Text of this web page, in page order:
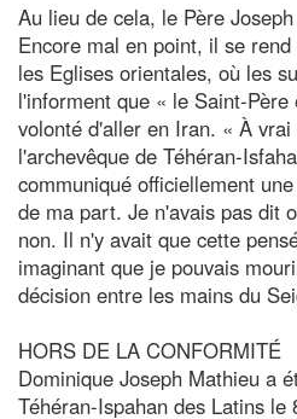
Au lieu de cela, le Père
Encore mal en point, il se
les Eglises orientales, où les
l'informent que « le Saint-
volonté d'aller en Iran. « À
l'archevêque de Téhéran-
communiqué officiellement
de ma part. Je n'avais pas dit
non. Il n'y avait que cette
imaginant que je pouvais
décision entre les mains du
HORS DE LA CONFORMITÉ
Dominique Joseph Mathieu a
Téhéran-Ispahan des Latins